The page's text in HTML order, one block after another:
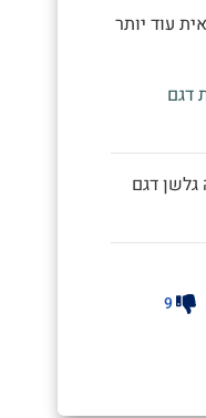
עוד יותר
דגם
דגם
9